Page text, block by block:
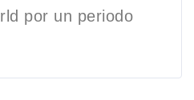
por un periodo